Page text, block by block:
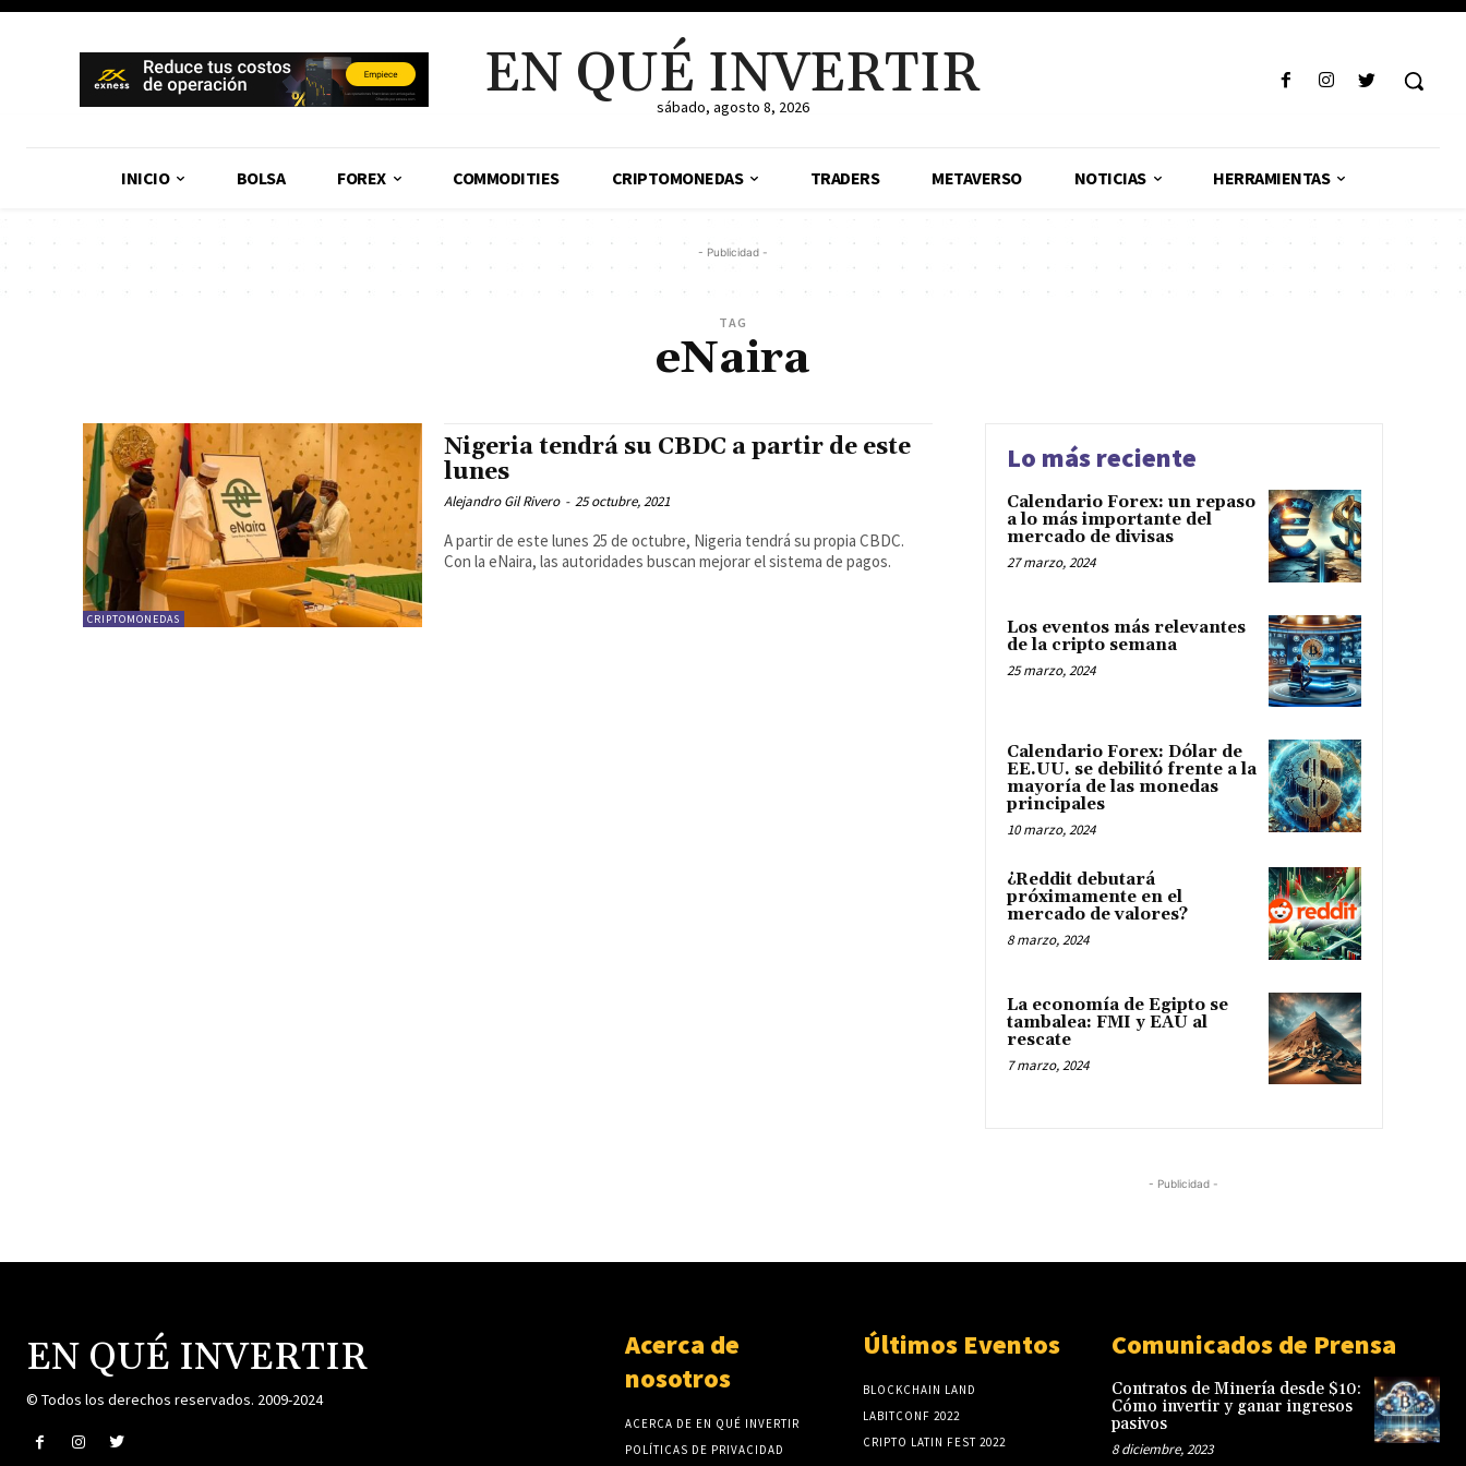
EN QUÉ INVERTIR
sábado, agosto 8, 2026
INICIO BOLSA FOREX COMMODITIES CRIPTOMONEDAS TRADERS METAVERSO NOTICIAS HERRAMIENTAS
- Publicidad -
TAG
eNaira
CRIPTOMONEDAS
Nigeria tendrá su CBDC a partir de este
lunes
Alejandro Gil Rivero - 25 octubre, 2021
A partir de este lunes 25 de octubre, Nigeria tendrá su propia CBDC.
Con la eNaira, las autoridades buscan mejorar el sistema de pagos.
Lo más reciente
Calendario Forex: un repaso
a lo más importante del
mercado de divisas
27 marzo, 2024
Los eventos más relevantes
de la cripto semana
25 marzo, 2024
Calendario Forex: Dólar de
EE.UU. se debilitó frente a la
mayoría de las monedas
principales
10 marzo, 2024
¿Reddit debutará
próximamente en el
mercado de valores?
8 marzo, 2024
La economía de Egipto se
tambalea: FMI y EAU al
rescate
7 marzo, 2024
- Publicidad -
EN QUÉ INVERTIR
© Todos los derechos reservados. 2009-2024
Acerca de
nosotros
ACERCA DE EN QUÉ INVERTIR
POLÍTICAS DE PRIVACIDAD
Últimos Eventos
BLOCKCHAIN LAND
LABITCONF 2022
CRIPTO LATIN FEST 2022
Comunicados de Prensa
Contratos de Minería desde $10:
Cómo invertir y ganar ingresos
pasivos
8 diciembre, 2023